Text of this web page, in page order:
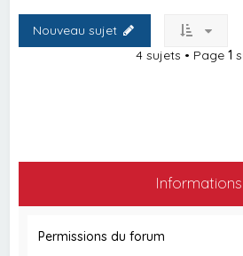
Nouveau sujet
4 sujets • Page 1
Informations
Permissions du forum